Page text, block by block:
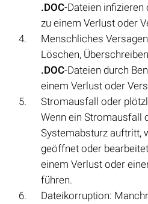
.DOC-Dateien infizieren
zu einem Verlust oder
Menschliches
Löschen,
.DOC-Dateien durch
einem Verlust oder
Stromausfall oder
Wenn ein Stromausfall
Systemabsturz auftritt,
geöffnet oder
einem Verlust oder
führen.
Dateikorruption: